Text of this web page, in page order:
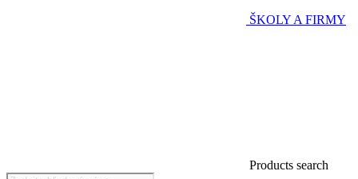
ŠKOLY A FIRMY
Products search